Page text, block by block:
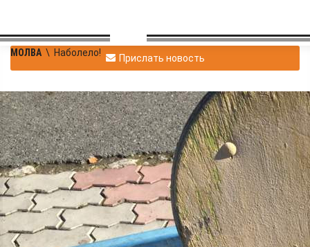
МОЛВА \ Наболело! Прислать новость
Владимир
Павловский
| Наболело!
10.10.2018 20:22 | 3 3486
Татышев парк - гордость
или серость?